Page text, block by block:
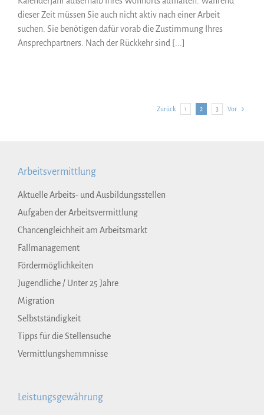
dieser Zeit müssen Sie auch nicht aktiv nach einer Arbeit
suchen. Sie benötigen dafür vorab die Zustimmung Ihres
Ansprechpartners. Nach der Rückkehr sind [...]
Zurück 1 2 3 Vor
Arbeitsvermittlung
Aktuelle Arbeits- und Ausbildungsstellen
Aufgaben der Arbeitsvermittlung
Chancengleichheit am Arbeitsmarkt
Fallmanagement
Fördermöglichkeiten
Jugendliche / Unter 25 Jahre
Migration
Selbstständigkeit
Tipps für die Stellensuche
Vermittlungshemmnisse
Leistungsgewährung